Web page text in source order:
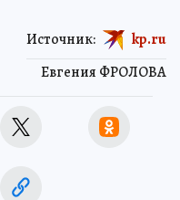
Евгения ФРОЛОВА
Источник: kp.ru